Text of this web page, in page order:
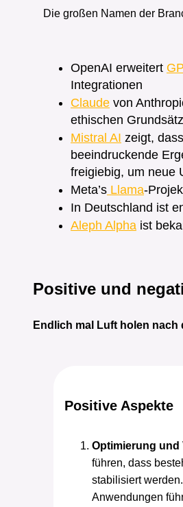
Die großen Namen der
OpenAI erweitert
Integrationen
Claude von
ethischen
Mistral AI zeigt,
beeindruckende
freigiebig, um neue
Meta’s Llama-
In Deutschland ist
Aleph Alpha ist
Positive und
Endlich mal Luft holen
Positive Aspekte
Optimierung und
führen, dass
stabilisiert
Anwendungen